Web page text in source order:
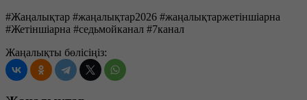
#Жаңалықтар #жаңалықтар2026 #жаңалықтаржетіншіарна
#Жетіншіарна #седьмойканал #7канал
Жаңалықты бөлісіңіз: